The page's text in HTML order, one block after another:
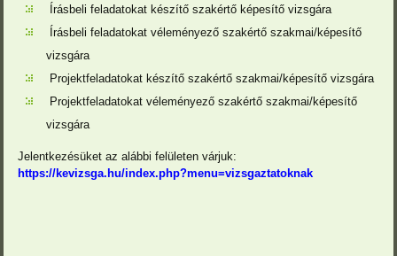
Írásbeli feladatokat készítő szakértő képesítő vizsgára
Írásbeli feladatokat véleményező szakértő szakmai/képesítő
vizsgára
Projektfeladatokat készítő szakértő szakmai/képesítő vizsgára
Projektfeladatokat véleményező szakértő szakmai/képesítő
vizsgára
Jelentkezésüket az alábbi felületen várjuk:
https://kevizsga.hu/index.php?menu=vizsgaztatoknak